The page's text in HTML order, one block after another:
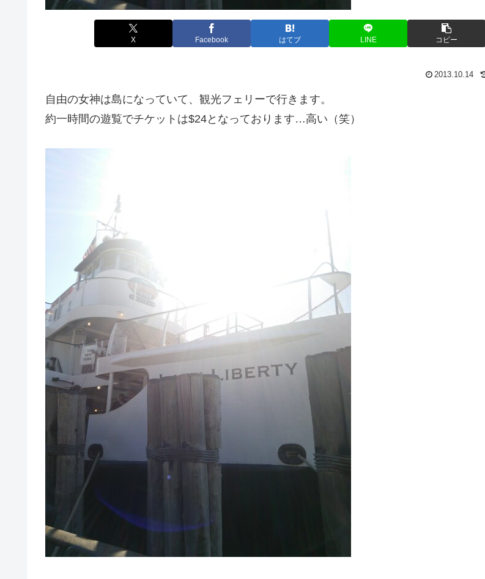
X Facebook はてブ LINE コピー
2013.10.14
自由の女神は島になっていて、観光フェリーで行きます。
約一時間の遊覧でチケットは$24となっております…高い（笑）